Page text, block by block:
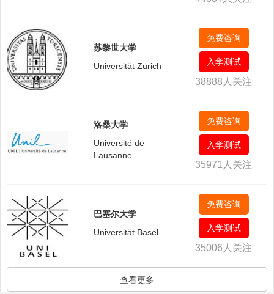
苏黎世大学
Universität Zürich
免费咨询
入学测试
38888人关注
洛桑大学
Université de
Lausanne
免费咨询
入学测试
35971人关注
巴塞尔大学
Universität Basel
免费咨询
入学测试
35006人关注
查看更多